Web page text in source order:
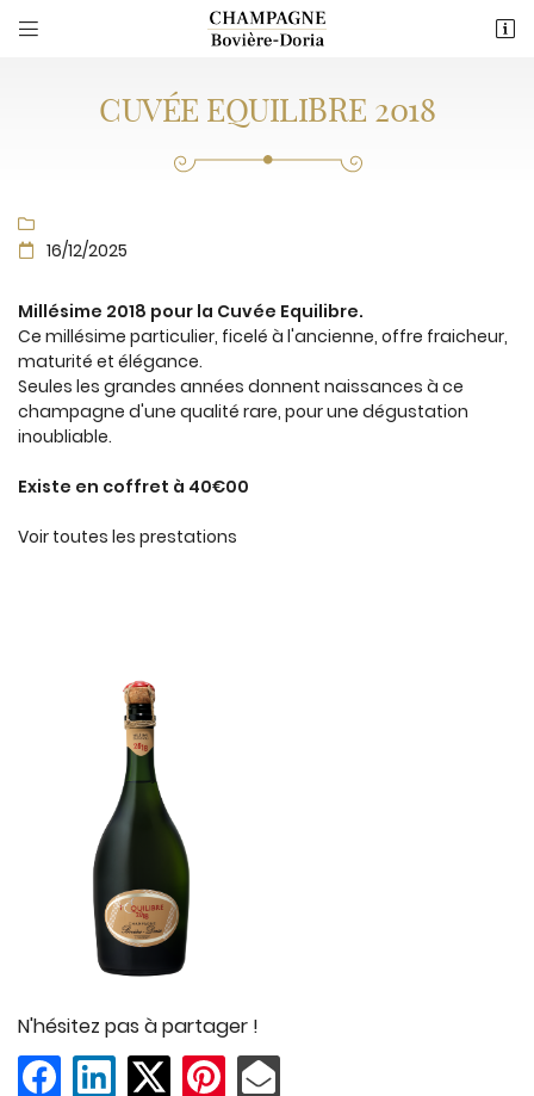

ACCUEIL

8 Rue des Chauffours
06 86 59 78 89
 Adresse email de réception
 Recopier le code ci-contre
 Rafraîchir le captcha
CUVÉE EQUILIBRE 2018


16/12/2025
Millésime 2018 pour la Cuvée Equilibre.
Ce millésime particulier, ficelé à l'ancienne, offre fraicheur,
maturité et élégance.
Seules les grandes années donnent naissances à ce
champagne d'une qualité rare, pour une dégustation
inoubliable.
Existe en coffret à 40€00
Voir toutes les prestations
N'hésitez pas à partager !